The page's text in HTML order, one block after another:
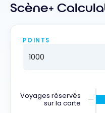
Scène+
POINTS
Voyages réservés
sur la carte